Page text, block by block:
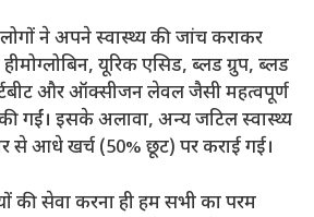
ने अपने स्वास्थ्य की जांच कराकर
यूरिक एसिड, ब्लड ग्रुप, ब्लड
और ऑक्सीजन लेवल जैसी महत्वपूर्ण
गईं। इसके अलावा, अन्य जटिल स्वास्थ्य
से आधे खर्च (50% छूट) पर कराई गई।
की सेवा करना ही हम सभी का परम